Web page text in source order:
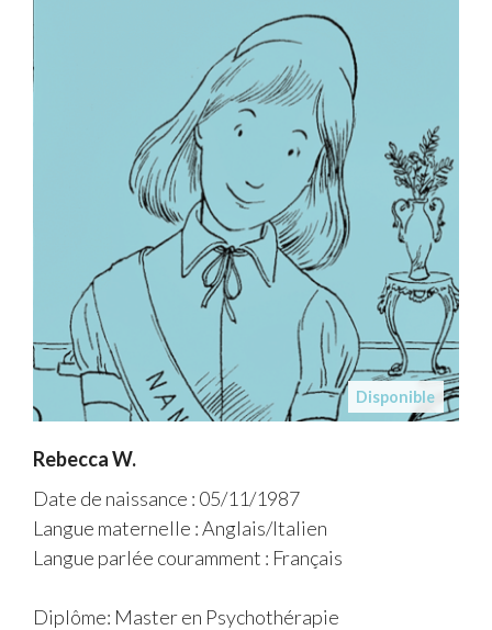
Disponible
Rebecca W.
Date de naissance : 05/11/1987
Langue maternelle : Anglais/Italien
Langue parlée couramment : Français
Diplôme: Master en Psychothérapie